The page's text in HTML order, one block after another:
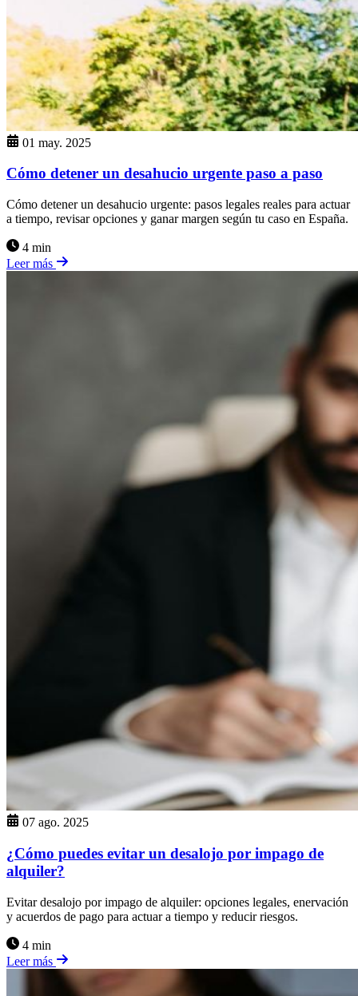
01 may. 2025
Cómo detener un desahucio urgente paso a paso
Cómo detener un desahucio urgente: pasos legales reales para actuar
a tiempo, revisar opciones y ganar margen según tu caso en España.
4 min
Leer más
07 ago. 2025
¿Cómo puedes evitar un desalojo por impago de
alquiler?
Evitar desalojo por impago de alquiler: opciones legales, enervación
y acuerdos de pago para actuar a tiempo y reducir riesgos.
4 min
Leer más